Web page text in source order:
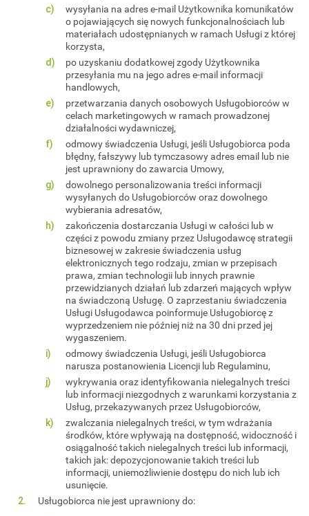
wysyłania na adres e-mail Użytkownika komunikatów
o pojawiających się nowych funkcjonalnościach lub
materiałach udostępnianych w ramach Usługi z której
korzysta,
po uzyskaniu dodatkowej zgody Użytkownika
przesyłania mu na jego adres e-mail informacji
handlowych,
przetwarzania danych osobowych Usługobiorców w
celach marketingowych w ramach prowadzonej
działalności wydawniczej,
odmowy świadczenia Usługi, jeśli Usługobiorca poda
błędny, fałszywy lub tymczasowy adres email lub nie
jest uprawniony do zawarcia Umowy,
dowolnego personalizowania treści informacji
wysyłanych do Usługobiorców oraz dowolnego
wybierania adresatów,
zakończenia dostarczania Usługi w całości lub w
części z powodu zmiany przez Usługodawcę strategii
biznesowej w zakresie świadczenia usług
elektronicznych tego rodzaju, zmian w przepisach
prawa, zmian technologii lub innych prawnie
przewidzianych działań lub zdarzeń mających wpływ
na świadczoną Usługę. O zaprzestaniu świadczenia
Usługi Usługodawca poinformuje Usługobiorcę z
wyprzedzeniem nie później niż na 30 dni przed jej
wygaszeniem.
odmowy świadczenia Usługi, jeśli Usługobiorca
narusza postanowienia Licencji lub Regulaminu,
wykrywania oraz identyfikowania nielegalnych treści
lub informacji niezgodnych z warunkami korzystania z
Usług, przekazywanych przez Usługobiorców,
zwalczania nielegalnych treści, w tym wdrażania
środków, które wpływają na dostępność, widoczność i
osiągalność takich nielegalnych treści lub informacji,
takich jak: depozycjonowanie takich treści lub
informacji, uniemożliwienie dostępu do nich lub ich
usunięcie.
Usługobiorca nie jest uprawniony do: